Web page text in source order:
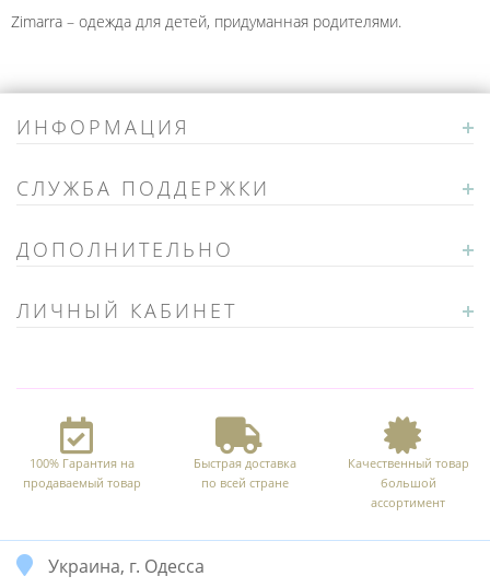
Zimarra – одежда для детей, придуманная родителями.
ИНФОРМАЦИЯ
СЛУЖБА ПОДДЕРЖКИ
ДОПОЛНИТЕЛЬНО
ЛИЧНЫЙ КАБИНЕТ
100% Гарантия на
продаваемый товар
Быстрая доставка
по всей стране
Качественный товар
большой
ассортимент
Украина, г. Одесса